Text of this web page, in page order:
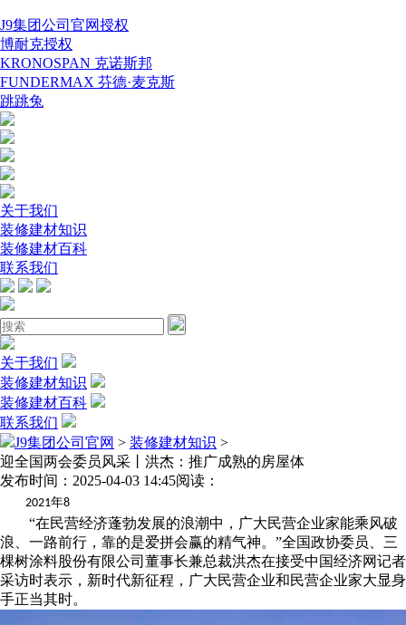
J9集团公司官网授权
博耐克授权
KRONOSPAN 克诺斯邦
FUNDERMAX 芬德·麦克斯
跳跳兔
关于我们
装修建材知识
装修建材百科
联系我们
关于我们
装修建材知识
装修建材百科
联系我们
J9集团公司官网 > 装修建材知识 >
迎全国两会委员风采丨洪杰：推广成熟的房屋体
发布时间：2025-04-03 14:45阅读：
2021年8
“在民营经济蓬勃发展的浪潮中，广大民营企业家能乘风破
浪、一路前行，靠的是爱拼会赢的精气神。”全国政协委员、三
棵树涂料股份有限公司董事长兼总裁洪杰在接受中国经济网记者
采访时表示，新时代新征程，广大民营企业和民营企业家大显身
手正当其时。